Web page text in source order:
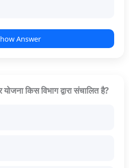
Answer
किस विभाग द्वारा संचालित है?